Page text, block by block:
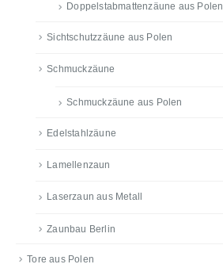
Doppelstabmattenzäune aus Polen
Sichtschutzzäune aus Polen
Schmuckzäune
Schmuckzäune aus Polen
Edelstahlzäune
Lamellenzaun
Laserzaun aus Metall
Zaunbau Berlin
Tore aus Polen